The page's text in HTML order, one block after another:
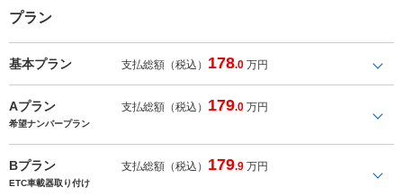
プラン
基本プラン 支払総額（税込） 178.0 万円
Aプラン 支払総額（税込） 179.0 万円
希望ナンバープラン
Bプラン 支払総額（税込） 179.9 万円
ETC車載器取り付け